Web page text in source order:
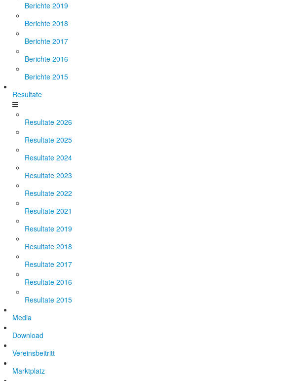
Berichte 2019
Berichte 2018
Berichte 2017
Berichte 2016
Berichte 2015
Resultate
Resultate 2026
Resultate 2025
Resultate 2024
Resultate 2023
Resultate 2022
Resultate 2021
Resultate 2019
Resultate 2018
Resultate 2017
Resultate 2016
Resultate 2015
Media
Download
Vereinsbeitritt
Marktplatz